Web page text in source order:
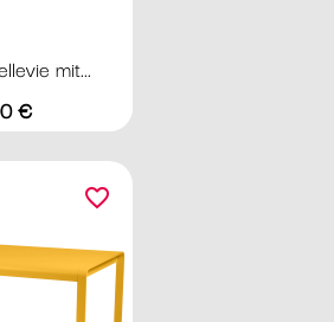
mit...
€
favorite_border